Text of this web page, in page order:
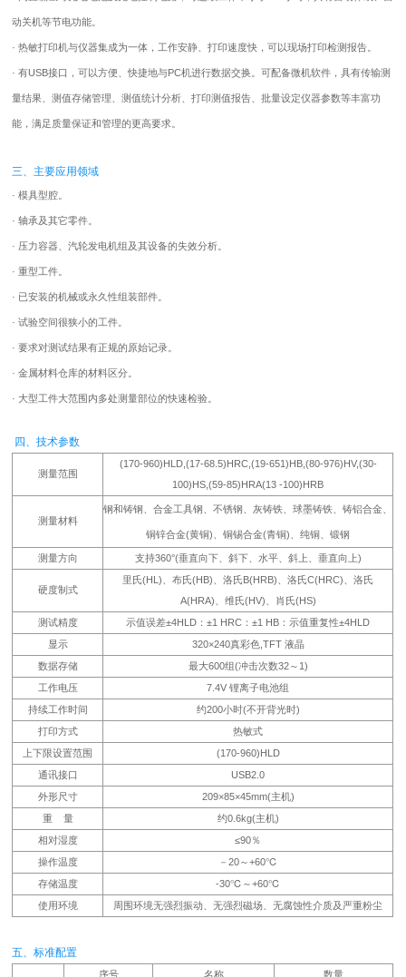
动关机等节电功能。
· 热敏打印机与仪器集成为一体，工作安静、打印速度快，可以现场打印检测报告。
· 有USB接口，可以方便、快捷地与PC机进行数据交换。可配备微机软件，具有传输测
量结果、测值存储管理、测值统计分析、打印测值报告、批量设定仪器参数等丰富功
能，满足质量保证和管理的更高要求。
三、主要应用领域
· 模具型腔。
· 轴承及其它零件。
· 压力容器、汽轮发电机组及其设备的失效分析。
· 重型工件。
· 已安装的机械或永久性组装部件。
· 试验空间很狭小的工件。
· 要求对测试结果有正规的原始记录。
· 金属材料仓库的材料区分。
· 大型工件大范围内多处测量部位的快速检验。
四、技术参数
测量范围
(170-960)HLD,(17-68.5)HRC,(19-651)HB,(80-976)HV,(30-
100)HS,(59-85)HRA(13 -100)HRB
测量材料
钢和铸钢、合金工具钢、不锈钢、灰铸铁、球墨铸铁、铸铝合金、
铜锌合金(黄铜)、铜锡合金(青铜)、纯铜、锻钢
测量方向 支持360°(垂直向下、斜下、水平、斜上、垂直向上)
硬度制式
里氏(HL)、布氏(HB)、洛氏B(HRB)、洛氏C(HRC)、洛氏
A(HRA)、维氏(HV)、肖氏(HS)
测试精度
示值误差±4HLD：±1 HRC：±1 HB：示值重复性±4HLD
显示
320×240真彩色,TFT 液晶
数据存储
最大600组(冲击次数32～1)
工作电压
7.4V 锂离子电池组
持续工作时间
约200小时(不开背光时)
打印方式
热敏式
上下限设置范围
(170-960)HLD
通讯接口
USB2.0
外形尺寸
209×85×45mm(主机)
重 量
约0.6kg(主机)
相对湿度
≤90％
操作温度
－20～+60℃
存储温度
-30℃～+60℃
使用环境
周围环境无强烈振动、无强烈磁场、无腐蚀性介质及严重粉尘
五、标准配置
序号 名称 数量